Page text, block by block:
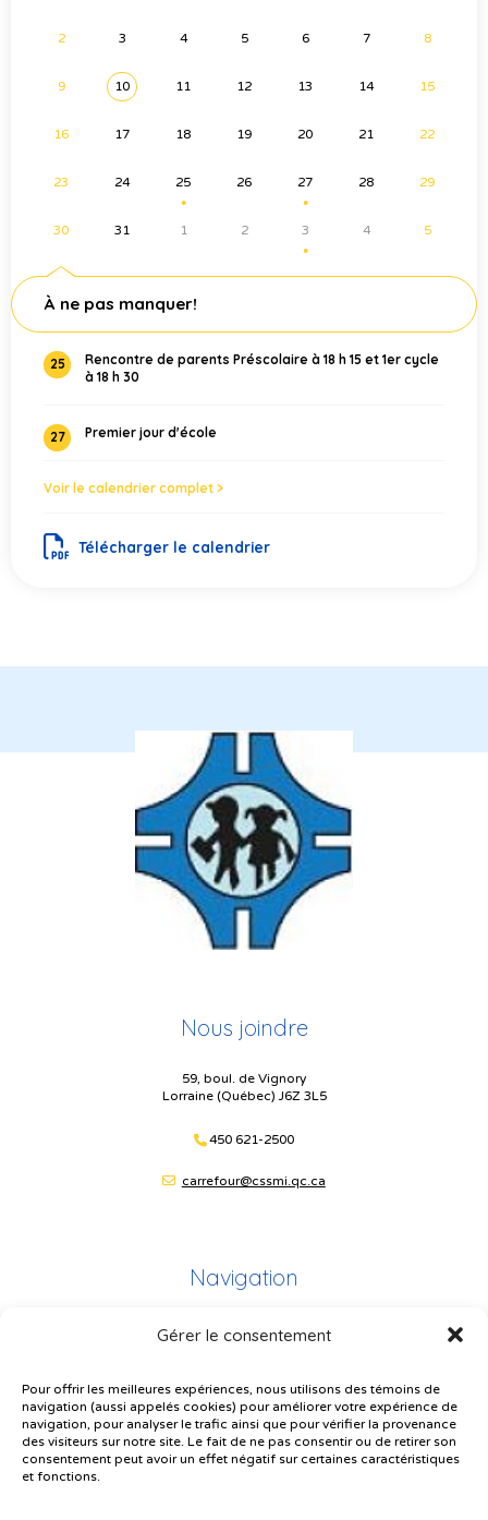
Gérer le consentement
Pour offrir les meilleures expériences, nous utilisons des témoins de
navigation (aussi appelés cookies) pour améliorer votre expérience de
navigation, pour analyser le trafic ainsi que pour vérifier la provenance
des visiteurs sur notre site. Le fait de ne pas consentir ou de retirer son
consentement peut avoir un effet négatif sur certaines caractéristiques
et fonctions.
2 3 4 5 6 7 8
9 10 11 12 13 14 15
16 17 18 19 20 21 22
23 24 25
●
26 27
●
28 29
30 31 1 2 3
●
4 5
À ne pas manquer!
25
Rencontre de parents Préscolaire à 18 h 15 et 1er cycle
à 18 h 30
27 Premier jour d'école
Voir le calendrier complet >
Télécharger le calendrier
Nous joindre
59, boul. de Vignory
Lorraine (Québec) J6Z 3L5
450 621-2500
carrefour@cssmi.qc.ca
Navigation
Plan du site
Plainte – service à l’élève
Politique de confidentialité